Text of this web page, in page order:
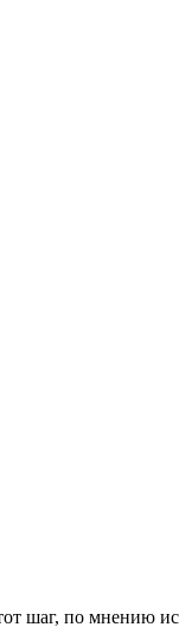
шаг, по мнению